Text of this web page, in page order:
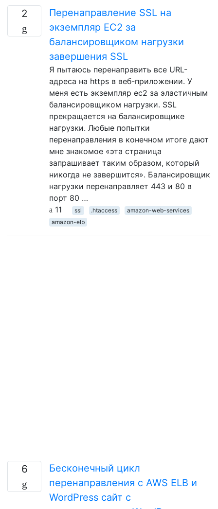
2
Перенаправление SSL на
экземпляр EC2 за
балансировщиком нагрузки
завершения SSL
Я пытаюсь перенаправить все URL-
адреса на https в веб-приложении. У
меня есть экземпляр ec2 за эластичным
балансировщиком нагрузки. SSL
прекращается на балансировщике
нагрузки. Любые попытки
перенаправления в конечном итоге дают
мне знакомое «эта страница
запрашивает таким образом, который
никогда не завершится». Балансировщик
нагрузки перенаправляет 443 и 80 в
порт 80 …
11
ssl .htaccess
amazon-web-services
amazon-elb
6
Бесконечный цикл
перенаправления с AWS ELB и
WordPress сайт с